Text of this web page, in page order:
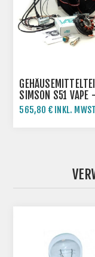
SIMSON S51 VAPE -
FERTIG MONTIERT
565,80 € INKL.